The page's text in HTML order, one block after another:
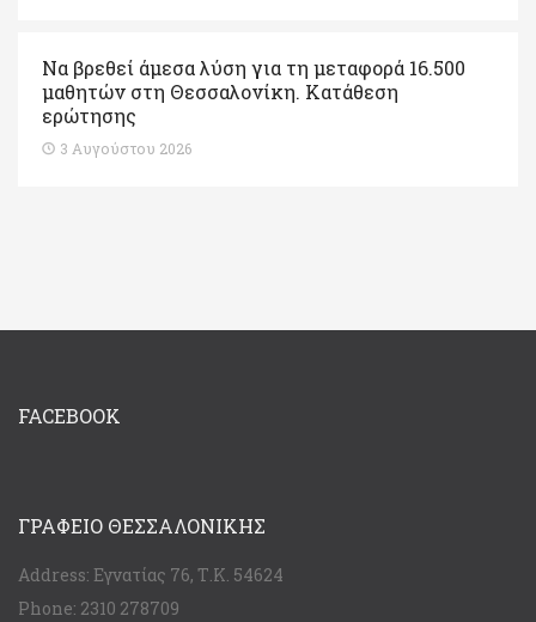
Να βρεθεί άμεσα λύση για τη μεταφορά 16.500
μαθητών στη Θεσσαλονίκη. Κατάθεση
ερώτησης
3 Αυγούστου 2026
FACEBOOK
ΓΡΑΦΕΊΟ ΘΕΣΣΑΛΟΝΊΚΗΣ
Address: Εγνατίας 76, Τ.Κ. 54624
Phone: 2310 278709